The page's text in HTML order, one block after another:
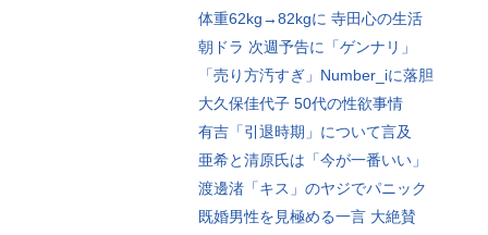
体重62kg→82kgに 寺田心の生活
朝ドラ 次週予告に「ゲンナリ」
「売り方汚すぎ」Number_iに落胆
大久保佳代子 50代の性欲事情
有吉「引退時期」について言及
亜希と清原氏は「今が一番いい」
渡邊渚「キス」のヤジでパニック
既婚男性を見極める一言 大絶賛